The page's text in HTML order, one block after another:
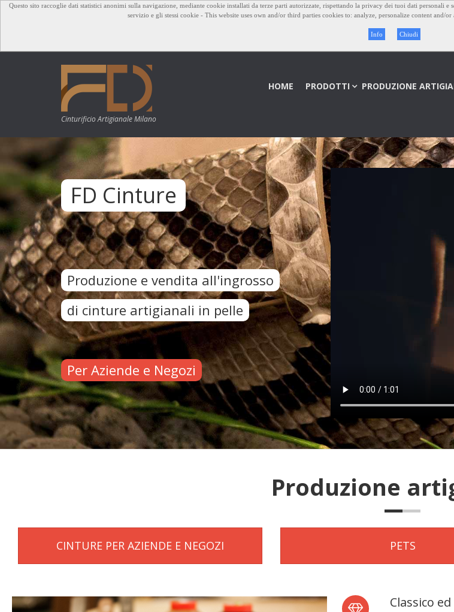
Questo sito raccoglie dati statistici anonimi sulla navigazione, mediante cookie installati da terze parti autorizzate, rispettando la privacy dei tuoi dati personali
servizio e gli stessi cookie - This website uses own and/or third parties cookies to: analyze, personalize content and/
Info Chiudi
Cinturificio Artigianale Milano
HOME PRODOTTI PRODUZIONE
FD Cinture
Produzione e vendita all'ingrosso
di cinture artigianali in pelle
Per Aziende e Negozi
Produzione
CINTURE PER AZIENDE E NEGOZI PETS
Classico